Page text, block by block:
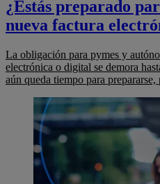
¿Estás preparado
nueva factura
La obligación para pymes y
electrónica o digital se demora
aún queda tiempo para prepararse,